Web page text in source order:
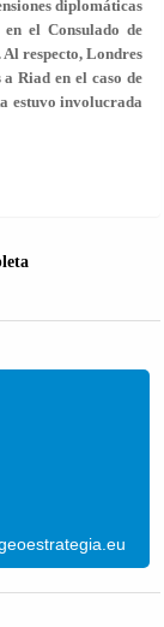
diplomáticas
el Consulado de
respecto, Londres
Riad en el caso de
estuvo involucrada